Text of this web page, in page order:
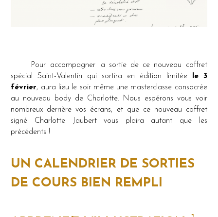
Pour accompagner la sortie de ce nouveau coffret
spécial Saint-Valentin qui sortira en édition limitée le
3
février, aura lieu le soir même une masterclasse consacrée
au nouveau body de Charlotte. Nous espérons vous voir
nombreux derrière vos écrans, et que ce nouveau coffret
signé Charlotte Jaubert vous plaira autant que les
précédents !
UN CALENDRIER DE SORTIES
DE COURS BIEN REMPLI